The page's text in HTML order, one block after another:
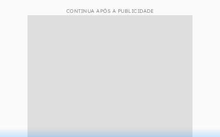
CONTINUA APÓS A PUBLICIDADE